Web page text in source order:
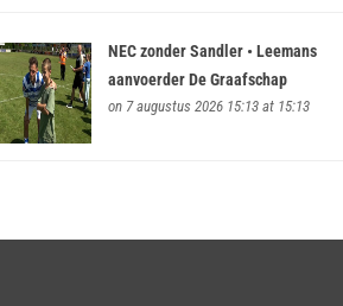
NEC zonder Sandler • Leemans
aanvoerder De Graafschap
on 7 augustus 2026 15:13 at 15:13